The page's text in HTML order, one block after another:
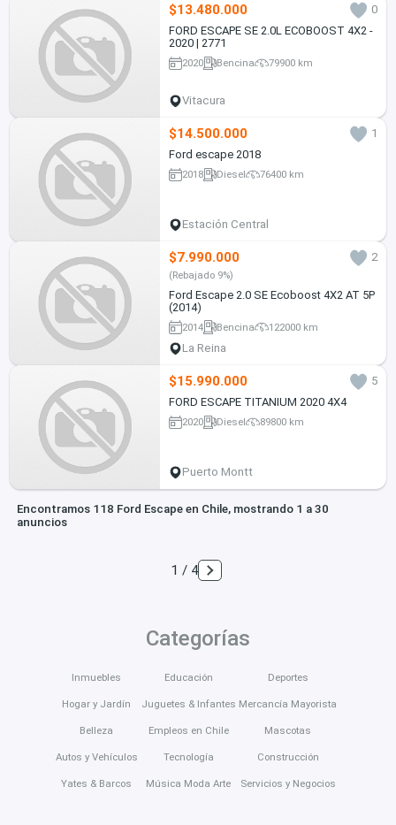
$13.480.000
0
FORD ESCAPE SE 2.0L ECOBOOST 4X2 -
2020 | 2771
2020 Bencina 79900 km
Vitacura
$14.500.000
1
Ford escape 2018
2018 Diesel 76400 km
Estación Central
$7.990.000 2
(Rebajado 9%)
Ford Escape 2.0 SE Ecoboost 4X2 AT 5P
(2014)
2014 Bencina 122000 km
La Reina
$15.990.000
5
FORD ESCAPE TITANIUM 2020 4X4
2020 Diesel 89800 km
Puerto Montt
Encontramos 118 Ford Escape en Chile, mostrando 1 a 30
anuncios
1 / 4
Categorías
Inmuebles
Hogar y Jardín
Belleza
Autos y Vehículos
Yates & Barcos
Educación
Juguetes & Infantes
Empleos en Chile
Tecnología
Música Moda Arte
Deportes
Mercancía Mayorista
Mascotas
Construcción
Servicios y Negocios